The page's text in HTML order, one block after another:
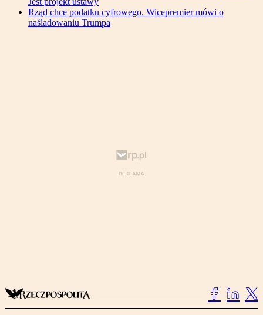
Rząd chce podatku cyfrowego. Wicepremier mówi o
naśladowaniu Trumpa